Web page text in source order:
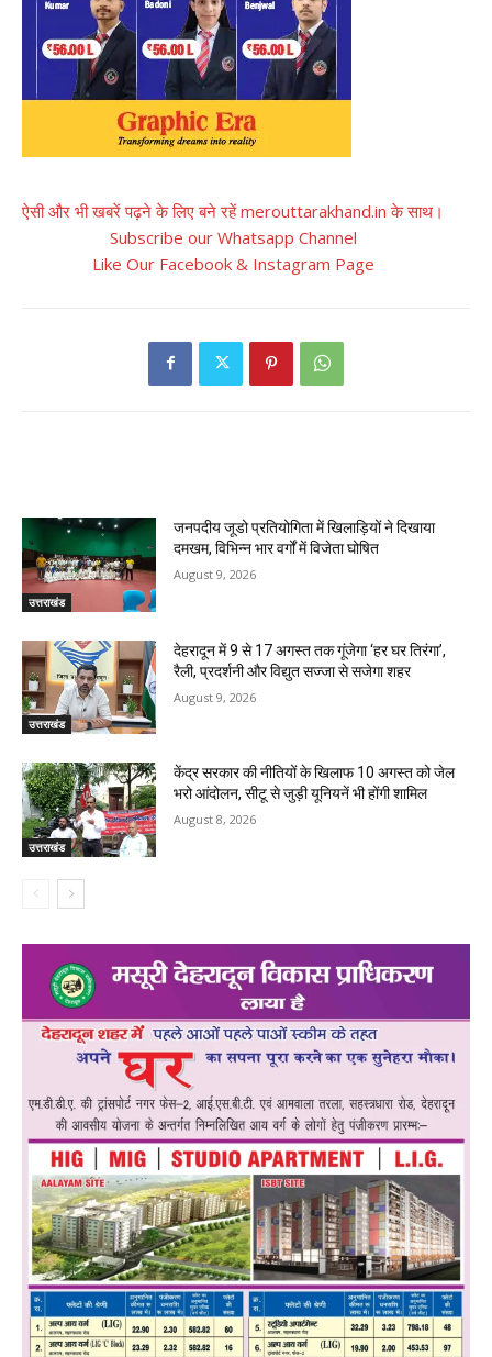
ऐसी और भी खबरें पढ़ने के लिए बने रहें merouttarakhand.in के साथ।
Subscribe our Whatsapp Channel
Like Our Facebook & Instagram Page
उत्तराखंड
जनपदीय जूडो प्रतियोगिता में खिलाड़ियों ने दिखाया
दमखम, विभिन्न भार वर्गों में विजेता घोषित
August 9, 2026
उत्तराखंड
देहरादून में 9 से 17 अगस्त तक गूंजेगा ‘हर घर तिरंगा’,
रैली, प्रदर्शनी और विद्युत सज्जा से सजेगा शहर
August 9, 2026
उत्तराखंड
केंद्र सरकार की नीतियों के खिलाफ 10 अगस्त को जेल
भरो आंदोलन, सीटू से जुड़ी यूनियनें भी होंगी शामिल
August 8, 2026